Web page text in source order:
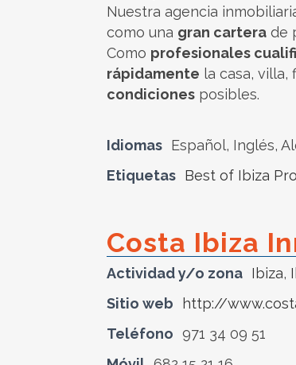
Nuestra agencia
como una gran cartera de
Como profesionales
rápidamente la casa,
condiciones posibles.
Idiomas Español, Inglés,
Etiquetas Best of Ibiza
Costa Ibiza
Actividad y/o zona Ibiza,
Sitio web
http://
Teléfono 971 34 09 51